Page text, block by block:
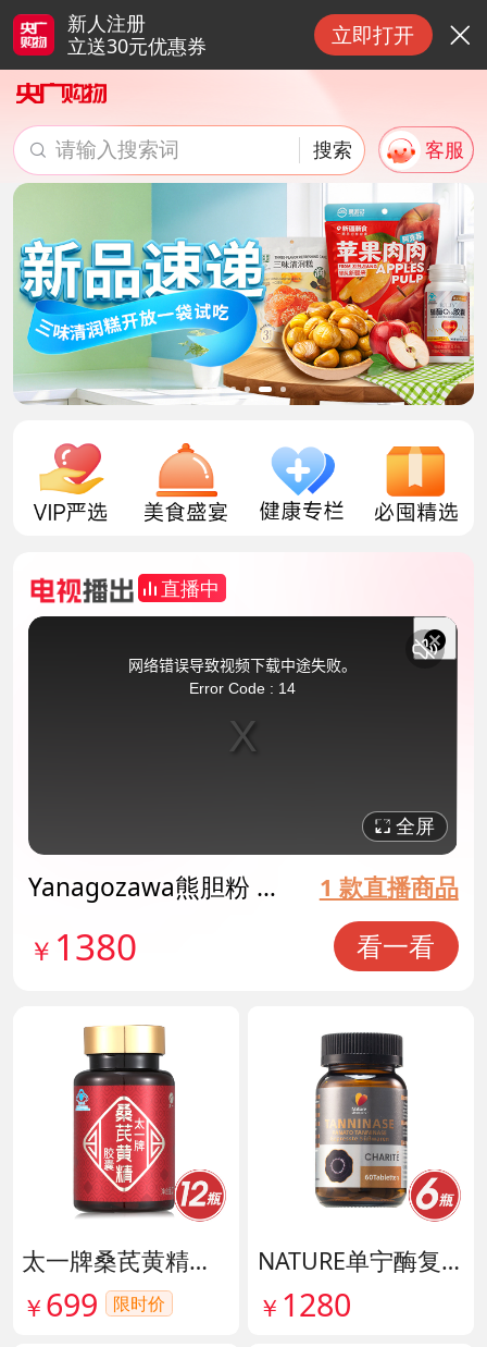
新人注册
立送30元优惠券
立即打开 
 请输入搜索词 搜索 搜索 客服
直播中
This
is
网络错误导致视频下载中途失败。
Error Code : 14
关
全屏
Yanagozawa熊胆粉 货
1 款直播商品
￥ 1380 看一看
太一牌桑芪黄精胶囊 货号133159
￥ 699 限时价
NATURE单宁酶复合片 货号140546
￥ 1280